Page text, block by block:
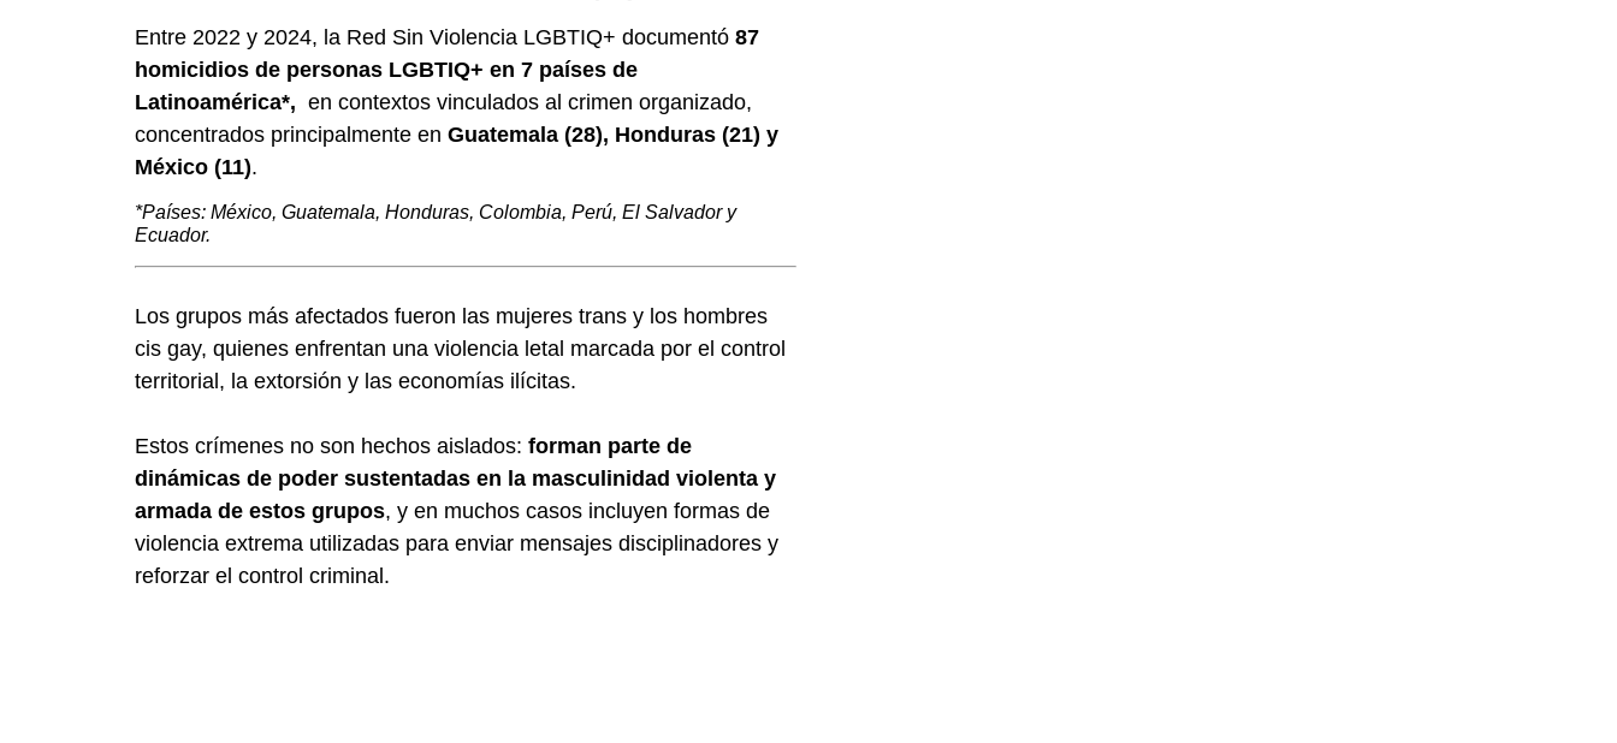
Entre 2022 y 2024, la Red Sin Violencia LGBTIQ+ documentó 87
homicidios de personas LGBTIQ+ en 7 países de
Latinoamérica*, en contextos vinculados al crimen organizado,
concentrados principalmente en Guatemala (28), Honduras (21) y
México (11).
*Países: México, Guatemala, Honduras, Colombia, Perú, El Salvador y
Ecuador.
Los grupos más afectados fueron las mujeres trans y los hombres
cis gay, quienes enfrentan una violencia letal marcada por el control
territorial, la extorsión y las economías ilícitas.
Estos crímenes no son hechos aislados: forman parte de
dinámicas de poder sustentadas en la masculinidad violenta y
armada de estos grupos, y en muchos casos incluyen formas de
violencia extrema utilizadas para enviar mensajes disciplinadores y
reforzar el control criminal.